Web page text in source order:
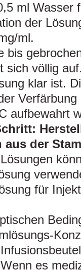
ml Wasser
der
ml.
bis
sich völlig
klar ist.
aufbewahrt
aus der
für
es